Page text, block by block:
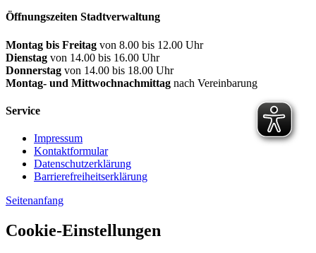
Öffnungszeiten Stadtverwaltung
Montag bis Freitag von 8.00 bis 12.00 Uhr
Dienstag von 14.00 bis 16.00 Uhr
Donnerstag von 14.00 bis 18.00 Uhr
Montag- und Mittwochnachmittag nach Vereinbarung
Service
Impressum
Kontaktformular
Datenschutzerklärung
Barrierefreiheitserklärung
Seitenanfang
Cookie-Einstellungen